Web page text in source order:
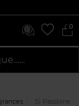
0
Sì Passione